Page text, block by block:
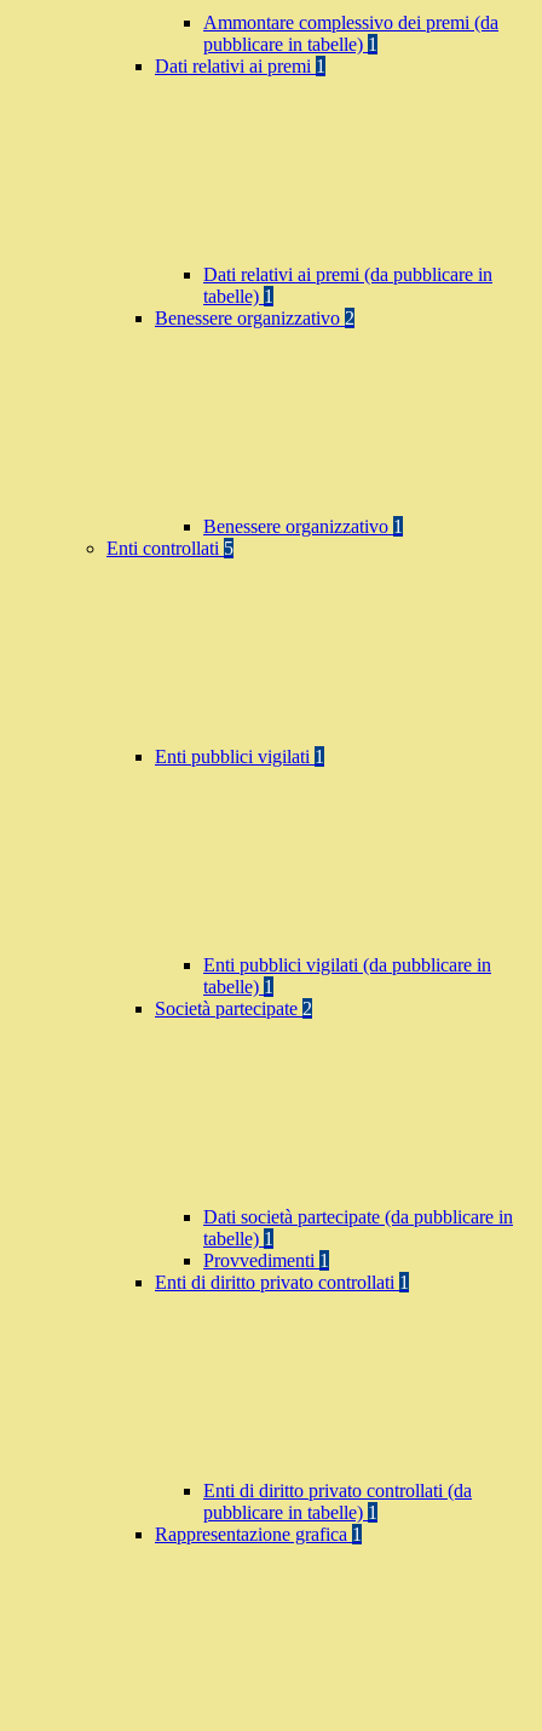
Ammontare complessivo dei premi (da
pubblicare in tabelle) 1
Dati relativi ai premi 1
Dati relativi ai premi (da pubblicare in
tabelle) 1
Benessere organizzativo 2
Benessere organizzativo 1
Enti controllati 5
Enti pubblici vigilati 1
Enti pubblici vigilati (da pubblicare in
tabelle) 1
Società partecipate 2
Dati società partecipate (da pubblicare in
tabelle) 1
Provvedimenti 1
Enti di diritto privato controllati 1
Enti di diritto privato controllati (da
pubblicare in tabelle) 1
Rappresentazione grafica 1